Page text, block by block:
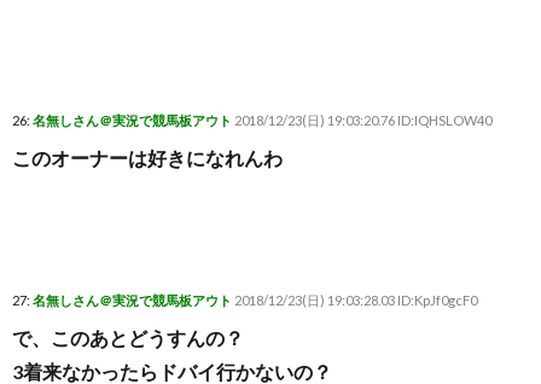
26: 名無しさん＠実況で競馬板アウト 2018/12/23(日) 19:03:20.76 ID:IQHSLOW40
このオーナーは好きになれんわ
27: 名無しさん＠実況で競馬板アウト 2018/12/23(日) 19:03:28.03 ID:KpJf0gcF0
で、このあとどうすんの？
3着来なかったらドバイ行かないの？